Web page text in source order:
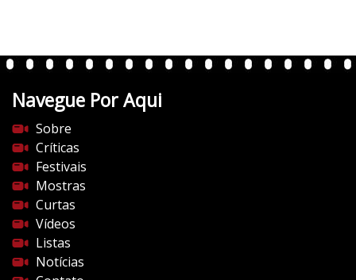
n
e
d
o
c
i
n
e
m
a
Navegue Por Aqui
Sobre
Críticas
Festivais
Mostras
Curtas
Vídeos
Listas
Notícias